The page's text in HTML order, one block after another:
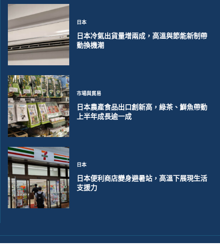
日本
日本冷氣出貨量增兩成，高溫與節能新制帶
動換機潮
市場與貿易
日本農產食品出口創新高，綠茶、鰤魚帶動
上半年成長逾一成
日本
日本便利商店變身避暑站，高溫下展現生活
支援力